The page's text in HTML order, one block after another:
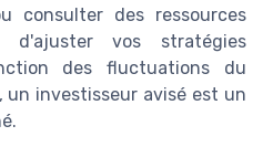
consulter des ressources
d'ajuster vos stratégies
des fluctuations du
un investisseur avisé est un